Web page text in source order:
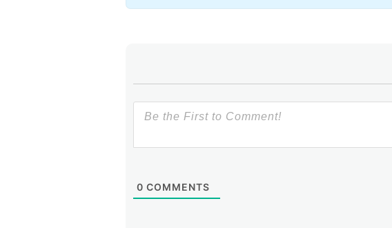
año. Por ejemplo, el llamado para presentación
0 COMMENTS